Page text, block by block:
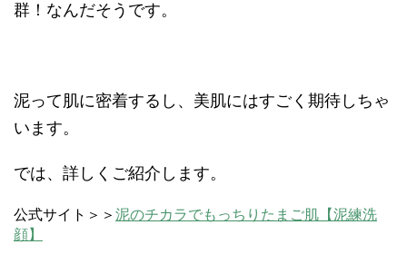
群！なんだそうです。
泥って肌に密着するし、美肌にはすごく期待しちゃ
います。
では、詳しくご紹介します。
公式サイト＞＞ 泥のチカラでもっちりたまご肌【泥練洗
顔】